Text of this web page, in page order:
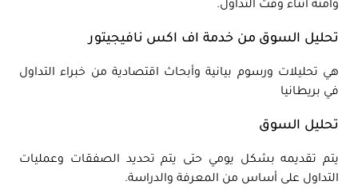
وآمنة أثناء وقت التداول.
تحليل السوق من خدمة اف اكس نافيجيتور
هي تحليلات ورسوم بيانية وأبحاث اقتصادية من خبراء التداول
في بريطانيا
تحليل السوق
يتم تقديمه بشكل يومي حتى يتم تحديد الصفقات وعمليات
التداول على أساس من المعرفة والدراسة.